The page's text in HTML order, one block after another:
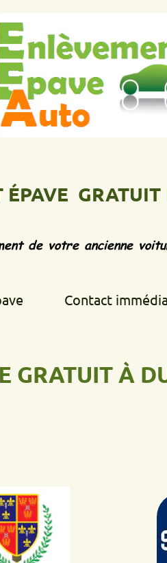
GRATUIT
ancienne voiture
Contact immédiat
À